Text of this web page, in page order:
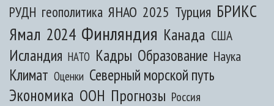
РУДН геополитика ЯНАО 2025 Турция БРИКС
Ямал 2024 Финляндия Канада США
Исландия НАТО Кадры Образование Наука
Климат Оценки Северный морской путь
Экономика ООН Прогнозы Россия